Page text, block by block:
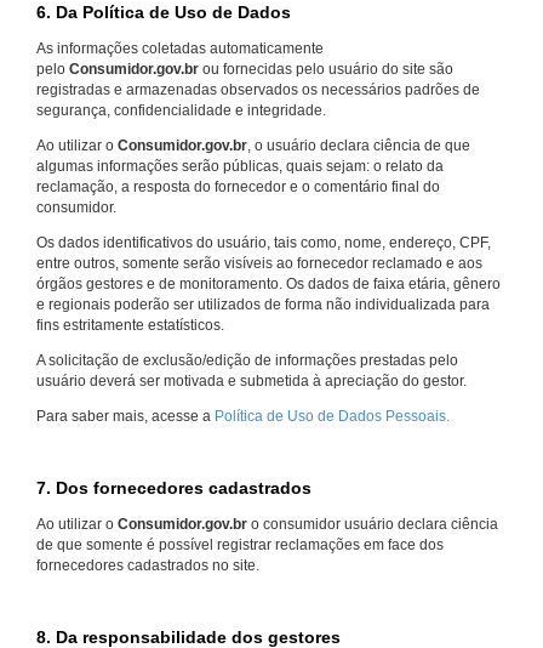
6. Da Política de Uso de Dados
As informações coletadas automaticamente
pelo Consumidor.gov.br ou fornecidas pelo usuário do site são
registradas e armazenadas observados os necessários padrões de
segurança, confidencialidade e integridade.
Ao utilizar o Consumidor.gov.br , o usuário declara ciência de que
algumas informações serão públicas, quais sejam: o relato da
reclamação, a resposta do fornecedor e o comentário final do
consumidor.
Os dados identificativos do usuário, tais como, nome, endereço, CPF,
entre outros, somente serão visíveis ao fornecedor reclamado e aos
órgãos gestores e de monitoramento. Os dados de faixa etária, gênero
e regionais poderão ser utilizados de forma não individualizada para
fins estritamente estatísticos.
A solicitação de exclusão/edição de informações prestadas pelo
usuário deverá ser motivada e submetida à apreciação do gestor.
Para saber mais, acesse a Política de Uso de Dados Pessoais.
7. Dos fornecedores cadastrados
Ao utilizar o Consumidor.gov.br o consumidor usuário declara ciência
de que somente é possível registrar reclamações em face dos
fornecedores cadastrados no site.
8. Da responsabilidade dos gestores